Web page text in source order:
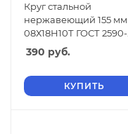
Круг стальной
нержавеющий 155 мм
08Х18Н10Т ГОСТ 2590-
2006
390 руб.
КУПИТЬ